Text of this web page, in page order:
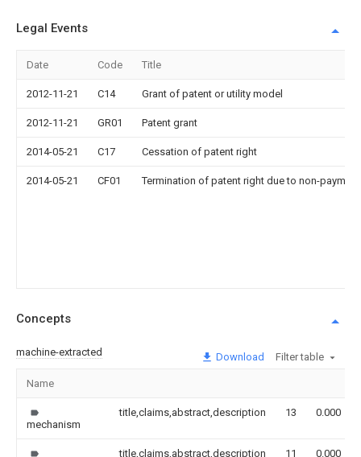
Legal Events
Date Code Title
2012-11-21 C14 Grant of patent or utility model
2012-11-21 GR01 Patent grant
2014-05-21 C17 Cessation of patent right
2014-05-21 CF01 Termination of patent right due to non-
Concepts
machine-extracted Download Filter table
Name
mechanism
title,claims,abstract,description 13 0.000
title,claims,abstract,description 11 0.000